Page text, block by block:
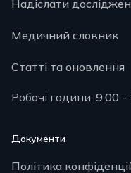
Надіслати
Медичний словник
Статті та оновлення
Робочі години: 9:00 -
Документи
Політика